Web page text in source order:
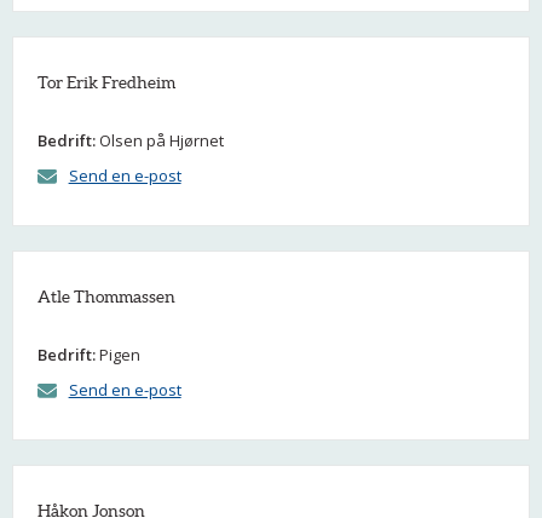
Tor Erik Fredheim
Bedrift:Olsen på Hjørnet
Send en e-post
Atle Thommassen
Bedrift:Pigen
Send en e-post
Håkon Jonson